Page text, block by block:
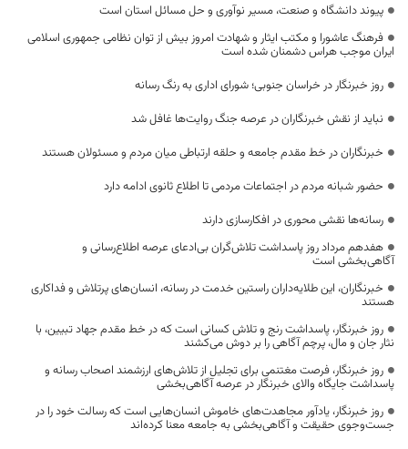
پیوند دانشگاه و صنعت، مسیر نوآوری و حل مسائل استان است
فرهنگ عاشورا و مکتب ایثار و شهادت امروز بیش از توان نظامی جمهوری اسلامی
ایران موجب هراس دشمنان شده است
روز خبرنگار در خراسان جنوبی؛ شورای اداری به رنگ رسانه
نباید از نقش خبرنگاران در عرصه جنگ روایت‌ها غافل شد
خبرنگاران در خط مقدم جامعه و حلقه ارتباطی میان مردم و مسئولان هستند
حضور شبانه مردم در اجتماعات مردمی تا اطلاع ثانوی ادامه دارد
رسانه‌ها نقشی محوری در افکارسازی دارند
هفدهم مرداد روز پاسداشت تلاش‌گران بی‌ادعای عرصه اطلاع‌رسانی و
آگاهی‌بخشی است
خبرنگاران، این طلایه‌داران راستین خدمت در رسانه، انسان‌های پرتلاش و فداکاری
هستند
روز خبرنگار، پاسداشت رنج و تلاش کسانی است که در خط مقدم جهاد تبیین، با
نثار جان و مال، پرچم آگاهی را بر دوش می‌کشند
روز خبرنگار، فرصت مغتنمی برای تجلیل از تلاش‌های ارزشمند اصحاب رسانه و
پاسداشت جایگاه والای خبرنگار در عرصه آگاهی‌بخشی
روز خبرنگار، یادآور مجاهدت‌های خاموش انسان‌هایی است که رسالت خود را در
جست‌وجوی حقیقت و آگاهی‌بخشی به جامعه معنا کرده‌اند